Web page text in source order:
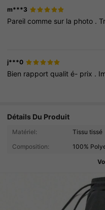
m***3
Pareilcomme sur la photo .
j***0
Bien rapportqualité- prix .
Détails Du Produit
Matériel:
Tissu tissé
Composition:
100%